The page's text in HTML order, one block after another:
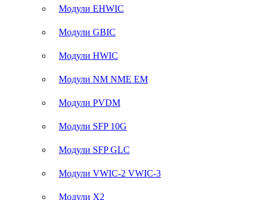
Модули EHWIC
Модули GBIC
Модули HWIC
Модули NM NME EM
Модули PVDM
Модули SFP 10G
Модули SFP GLC
Модули VWIC-2 VWIC-3
Модули X2